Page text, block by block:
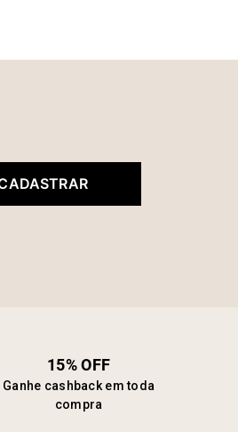
15% OFF
Ganhe cashback em toda
compra